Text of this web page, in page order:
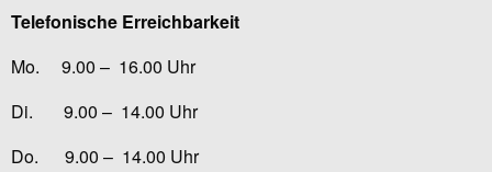
Telefonische Erreichbarkeit
Mo. 9.00 – 16.00 Uhr
Di. 9.00 – 14.00 Uhr
Do. 9.00 – 14.00 Uhr